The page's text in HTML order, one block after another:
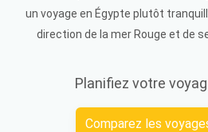
un voyage en Égypte plutôt
direction de la mer Rouge et de
Planifiez votre
Comparez les